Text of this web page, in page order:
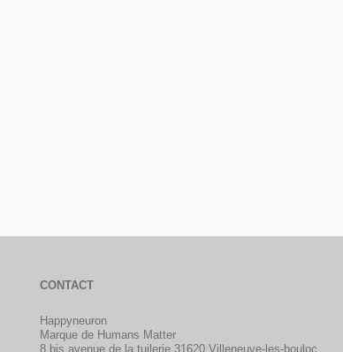
CONTACT
Happyneuron
Marque de Humans Matter
8 bis avenue de la tuilerie 31620 Villeneuve-les-bouloc